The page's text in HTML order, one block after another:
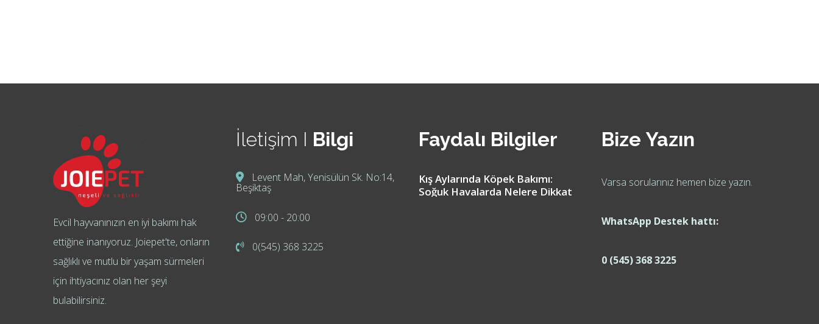
Evcil hayvanınızın en iyi bakımı hak
ettiğine inanıyoruz. Joiepet'te, onların
sağlıklı ve mutlu bir yaşam sürmeleri
için ihtiyacınız olan her şeyi
bulabilirsiniz.
İletişim I Bilgi
Levent Mah, Yenisülün Sk. No:14,
Beşiktaş
09:00 - 20:00
0(545) 368 3225
Faydalı Bilgiler
Kış Aylarında Köpek Bakımı:
Soğuk Havalarda Nelere Dikkat
Bize Yazın
Varsa sorularınız hemen bize yazın.
WhatsApp Destek hattı:
0 (545) 368 3225